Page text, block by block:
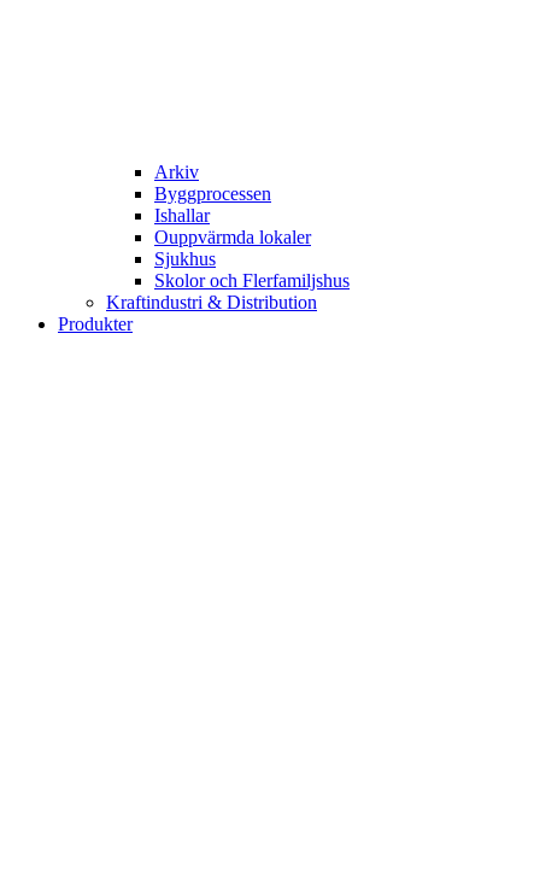
Arkiv
Byggprocessen
Ishallar
Ouppvärmda lokaler
Sjukhus
Skolor och Flerfamiljshus
Kraftindustri & Distribution
Produkter